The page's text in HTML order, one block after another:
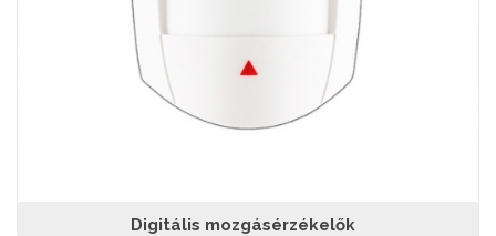
Digitális mozgásérzékelők